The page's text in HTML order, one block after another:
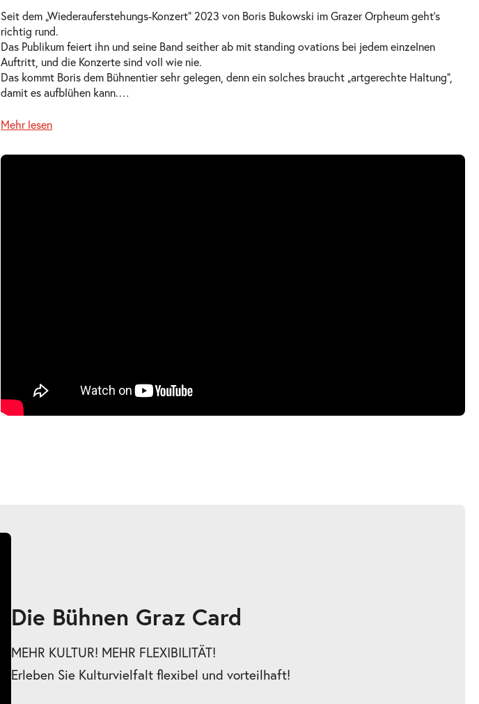
Seit dem „Wiederauferstehungs-Konzert“ 2023 von Boris Bukowski im Grazer Orpheum geht’s
richtig rund.
Das Publikum feiert ihn und seine Band seither ab mit standing ovations bei jedem einzelnen
Auftritt, und die Konzerte sind voll wie nie.
Das kommt Boris dem Bühnentier sehr gelegen, denn ein solches braucht „artgerechte Haltung“,
damit es aufblühen kann.…
Mehr lesen
Die Bühnen Graz Card
MEHR KULTUR! MEHR FLEXIBILITÄT!
Erleben Sie Kulturvielfalt flexibel und vorteilhaft!